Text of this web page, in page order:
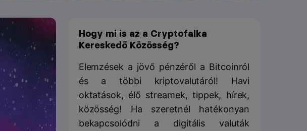
Hogy mi is az a Cryptofalka
Kereskedő Közösség?
Elemzések a jövő pénzéről a Bitcoinról
és a többi kriptovalutáról! Havi
oktatások, élő streamek, tippek, hírek,
közösség! Ha szeretnél hatékonyan
bekapcsolódni a digitális valuták